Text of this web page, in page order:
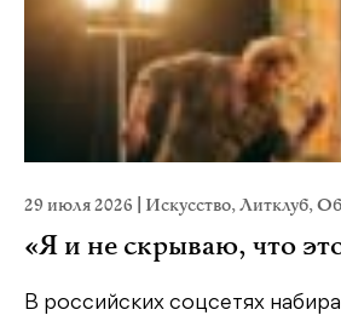
29 июля 2026 Искусство,Литклуб,
«Я и не скрываю, что
В российских соцсетях